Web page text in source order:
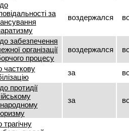
за
воздержался
забезпечення
організації
процесу
воздержался
часткову
за
протидії
за
трагічну